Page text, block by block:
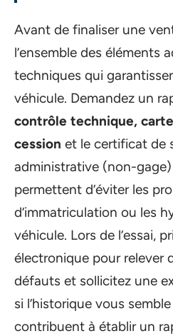
Avant de finaliser une
l’ensemble des éléments
techniques qui
véhicule. Demandez un
contrôle technique,
cession et le certificat de
administrative (non-
permettent d’éviter les
d’immatriculation ou les
véhicule. Lors de l’essai,
électronique pour relever
défauts et sollicitez une
si l’historique vous
contribuent à établir un